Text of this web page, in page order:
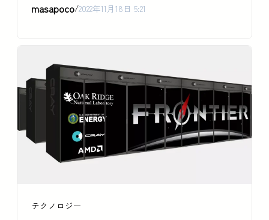
masapoco/2022年11月18日 5:21
テクノロジー